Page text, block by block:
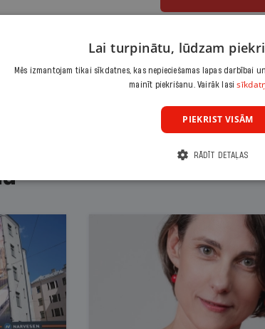
Lai turpinātu, lūdzam
Mēs izmantojam tikai sīkdatnes, kas nepieciešamas lapas darbībai
mainīt piekrišanu. Vairāk lasi
PIEKRIST VISĀM
RĀDĪT DETAĻAS